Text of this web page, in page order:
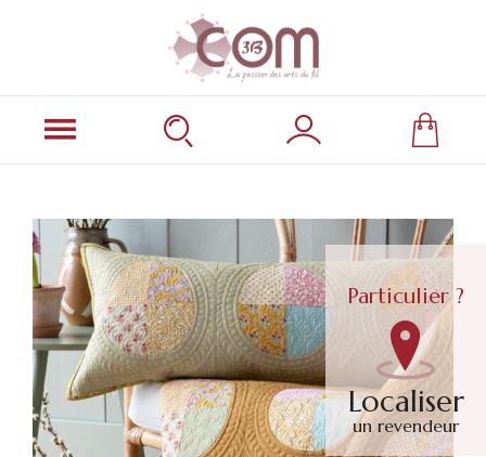
Particulier ?
Localiser
un revendeur